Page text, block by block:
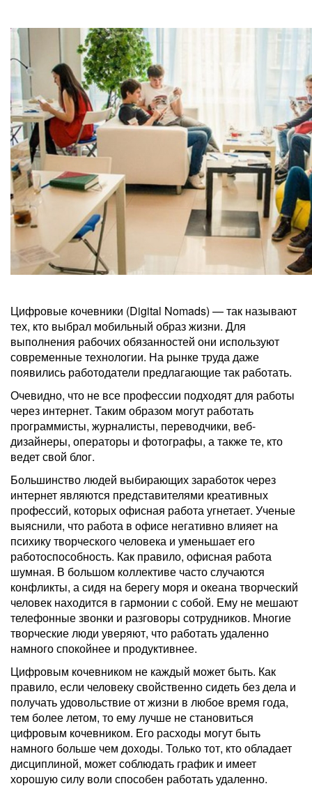
Цифровые кочевники (Digital Nomads) — так называют
тех, кто выбрал мобильный образ жизни. Для
выполнения рабочих обязанностей они используют
современные технологии. На рынке труда даже
появились работодатели предлагающие так работать.
Очевидно, что не все профессии подходят для работы
через интернет. Таким образом могут работать
программисты, журналисты, переводчики, веб-
дизайнеры, операторы и фотографы, а также те, кто
ведет свой блог.
Большинство людей выбирающих заработок через
интернет являются представителями креативных
профессий, которых офисная работа угнетает. Ученые
выяснили, что работа в офисе негативно влияет на
психику творческого человека и уменьшает его
работоспособность. Как правило, офисная работа
шумная. В большом коллективе часто случаются
конфликты, а сидя на берегу моря и океана творческий
человек находится в гармонии с собой. Ему не мешают
телефонные звонки и разговоры сотрудников. Многие
творческие люди уверяют, что работать удаленно
намного спокойнее и продуктивнее.
Цифровым кочевником не каждый может быть. Как
правило, если человеку свойственно сидеть без дела и
получать удовольствие от жизни в любое время года,
тем более летом, то ему лучше не становиться
цифровым кочевником. Его расходы могут быть
намного больше чем доходы. Только тот, кто обладает
дисциплиной, может соблюдать график и имеет
хорошую силу воли способен работать удаленно.